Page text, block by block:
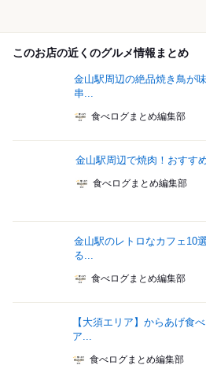
このお店の近くのグルメ情報まとめ
金山駅周辺の絶品焼き鳥が
串...
食べログまとめ編集部
金山駅周辺で焼肉！おすす
食べログまとめ編集部
金山駅のレトロなカフェ10
る...
食べログまとめ編集部
【大須エリア】からあげ食
ア...
食べログまとめ編集部